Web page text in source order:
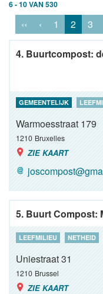
6 - 10 VAN 530
‹‹ ‹ 1 2 3
4. Buurtcompost:
GEMEENTELIJK
Warmoesstraat 179
1210 Bruxelles
ZIE KAART
5. Buurt Compost:
LEEFMILIEU NETHEID
Uniestraat 31
1210 Brussel
ZIE KAART